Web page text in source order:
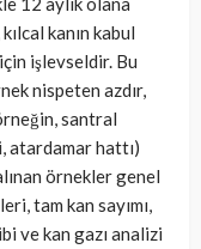
kanın kabul
işlevseldir. Bu
nispeten azdır,
santral
atardamar hattı)
örnekler genel
tam kan sayımı,
ve kan gazı analizi